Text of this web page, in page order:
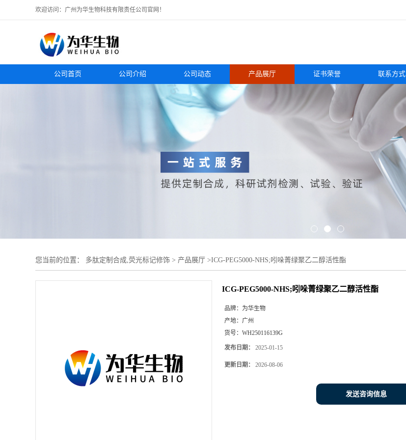
欢迎访问：广州为华生物科技有限责任公司官网！
公司首页 公司介绍 公司动态 产品展厅 证书荣誉 联系方式
您当前的位置： 多肽定制合成,荧光标记修饰 > 产品展厅 >ICG-PEG5000-NHS;吲哚菁绿聚乙二醇活性酯
ICG-PEG5000-NHS;吲哚菁绿聚乙二醇活性酯
品牌： 为华生物
产地： 广州
货号： WH250116139G
发布日期： 2025-01-15
更新日期： 2026-08-06
发送咨询信息